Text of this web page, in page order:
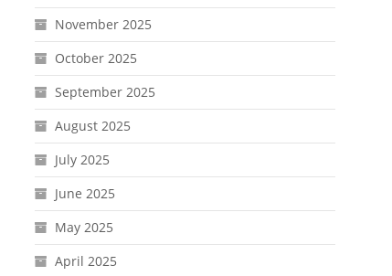
November 2025
October 2025
September 2025
August 2025
July 2025
June 2025
May 2025
April 2025